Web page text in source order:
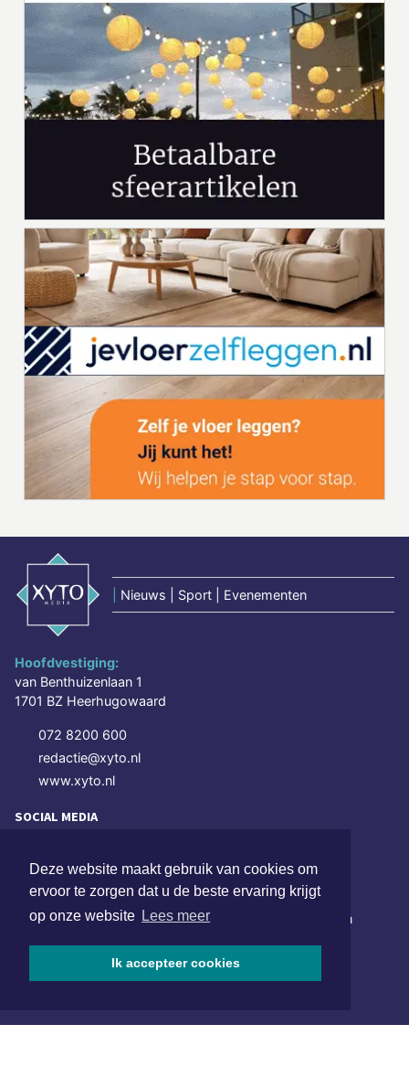
Deze website maakt gebruik van cookies om
ervoor te zorgen dat u de beste ervaring krijgt
op onze website Lees meer
Ik accepteer cookies
Nieuws | Sport | Evenementen
Hoofdvestiging:
van Benthuizenlaan 1
1701 BZ Heerhugowaard
072 8200 600
redactie@xyto.nl
www.xyto.nl
SOCIAL MEDIA
NIEUWSBRIEF AANMELDEN
Schrijf je in voor onze nieuwsbrief en krijg wekelijks een
Aanmelden